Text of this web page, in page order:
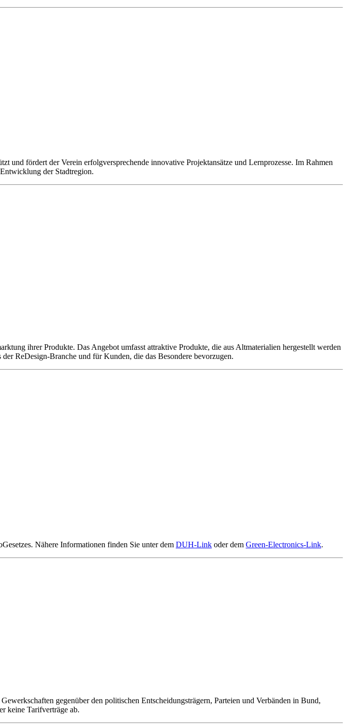
und fördert der Verein erfolgversprechende innovative Projektansätze und Lernprozesse. Im Rahmen
der Stadtregion.
ihrer Produkte. Das Angebot umfasst attraktive Produkte, die aus Altmaterialien hergestellt werden
ReDesign-Branche und für Kunden, die das Besondere bevorzugen.
Nähere Informationen finden Sie unter dem DUH-Link oder dem Green-Electronics-Link.
gegenüber den politischen Entscheidungsträgern, Parteien und Verbänden in Bund,
keine Tarifverträge ab.